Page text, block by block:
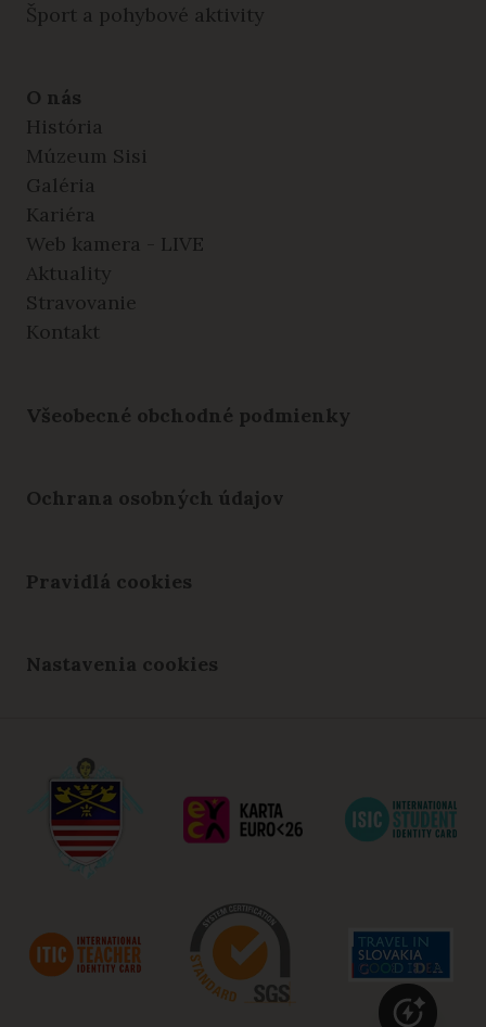
Šport a pohybové aktivity
O nás
História
Múzeum Sisi
Galéria
Kariéra
Web kamera - LIVE
Aktuality
Stravovanie
Kontakt
Všeobecné obchodné podmienky
Ochrana osobných údajov
Pravidlá cookies
Nastavenia cookies